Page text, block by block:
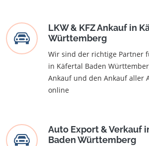
LKW & KFZ Ankauf in
Württemberg
Wir sind der richtige Partner
in Käfertal Baden
Ankauf und den Ankauf aller
online
Auto Export & Verkauf
Baden Württemberg